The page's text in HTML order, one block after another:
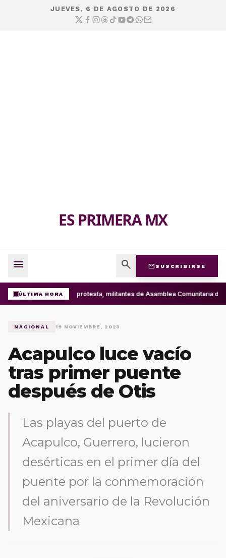
JUEVES, 6 DE AGOSTO DE 2026
ES PRIMERA MX
menu search mail SUSCRIBIRSE
ÚLTIMA HORACon protesta, militantes de Asamblea Comunitaria
NACIONAL 19 NOVIEMBRE, 2023
Acapulco luce vacío
tras primer puente
después de Otis
Las playas del puerto de
Acapulco, Guerrero, lucieron
desérticas en el primer día del
puente por la conmemoración
del aniversario de la Revolución
Mexicana